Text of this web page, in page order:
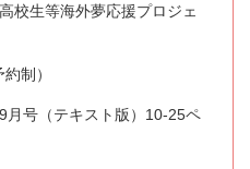
校生等海外夢応援プロジェ
制）
月号（テキスト版）10-25ペ